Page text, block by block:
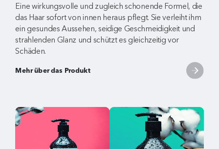
Eine wirkungsvolle und zugleich schonende Formel, die
das Haar sofort von innen heraus pflegt. Sie verleiht ihm
ein gesundes Aussehen, seidige Geschmeidigkeit und
strahlenden Glanz und schützt es gleichzeitig vor
Schäden.
Mehr über das Produkt